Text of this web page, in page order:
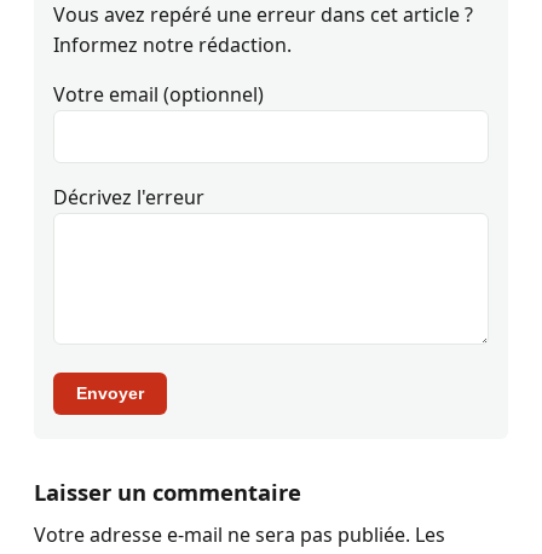
Vous avez repéré une erreur dans cet article ?
Informez notre rédaction.
Votre email (optionnel)
Décrivez l'erreur
Envoyer
Laisser un commentaire
Votre adresse e-mail ne sera pas publiée. Les